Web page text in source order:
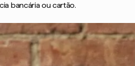
bancária ou cartão.